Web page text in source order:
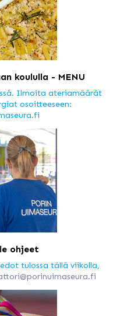
koululla - MENU
Ilmoita ateriamäärät
osoitteeseen:
ohjeet
tulossa tällä viikolla,